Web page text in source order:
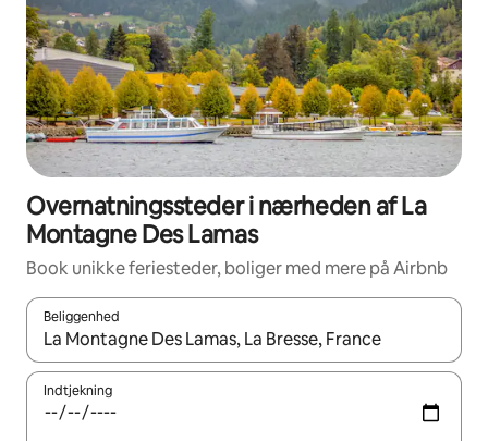
Overnatningssteder i nærheden af La
Montagne Des Lamas
Book unikke feriesteder, boliger med mere på Airbnb
Beliggenhed
Når resultaterne er tilgængelige, skal du navigere med
Indtjekning